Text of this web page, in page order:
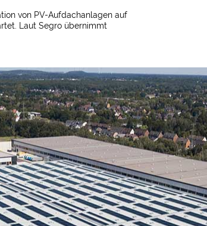
von PV-Aufdachanlagen auf
Laut Segro übernimmt